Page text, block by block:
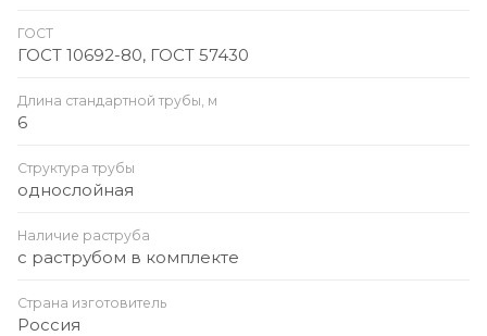
ГОСТ
ГОСТ 10692-80, ГОСТ 57430
Длина стандартной трубы, м
6
Структура трубы
однослойная
Наличие раструба
с раструбом в комплекте
Страна изготовитель
Россия